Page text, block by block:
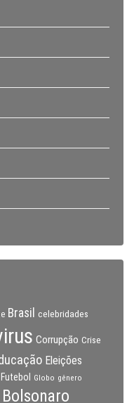
Brasil celebridades
Corrupção Crise
Eleições
Futebol Globo gênero